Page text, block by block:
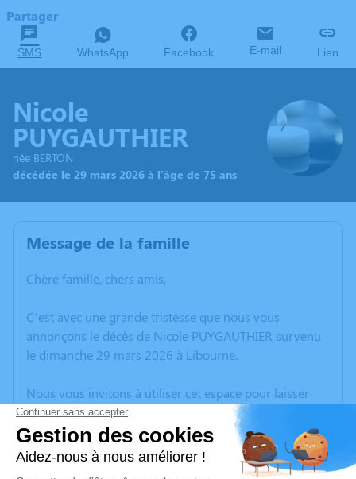
Partager
SMS WhatsApp Facebook E-mail Lien
Nicole
PUYGAUTHIER
née BERTON
décédée le 29 mars 2026 à l'âge de 75 ans
Message de la famille
Chère famille, chers amis,
C’est avec une grande tristesse que nous vous
annonçons le décès de Nicole PUYGAUTHIER survenu
le dimanche 29 mars 2026 à Libourne.
Nous vous invitons à utiliser cet espace pour laisser
vos condoléances, partager des photos souvenirs, une
anecdote ou exprimer vos pensées à travers des
poèmes ou des textes. Cet endroit est un lieu
d'expression dédié à honorer la mémoire de Nicole